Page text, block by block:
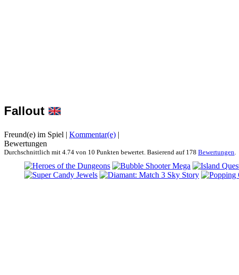
Fallout
Freund(e) im Spiel | Kommentar(e) |
Bewertungen
Durchschnittlich mit 4.74 von 10 Punkten bewertet. Basierend auf 178 Bewertungen